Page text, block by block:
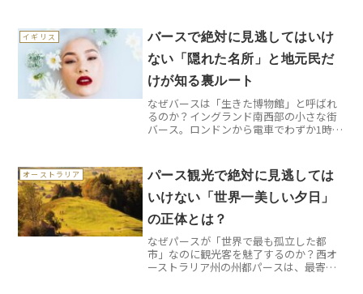
伊達ではありません。人口約170万人の街
に対し...
イギリス
バースで絶対に見逃してはいけ
ない「隠れた名所」と地元民だ
けが知る裏ルート
なぜバースは「生きた博物館」と呼ばれ
るのか？イングランド南西部の小さな街
バース。ロンドンから電車でわずか1時間
か？答えは街全体が2000年前から続く生
きた歴史書だから...
オーストラリア
パース観光で絶対に見逃しては
いけない「世界一美しい夕日」
の正体とは？
なぜパースが「世界で最も孤立した都
市」なのに観光客を魅了するのか？西オ
ーストラリア州の州都パースは、最寄り